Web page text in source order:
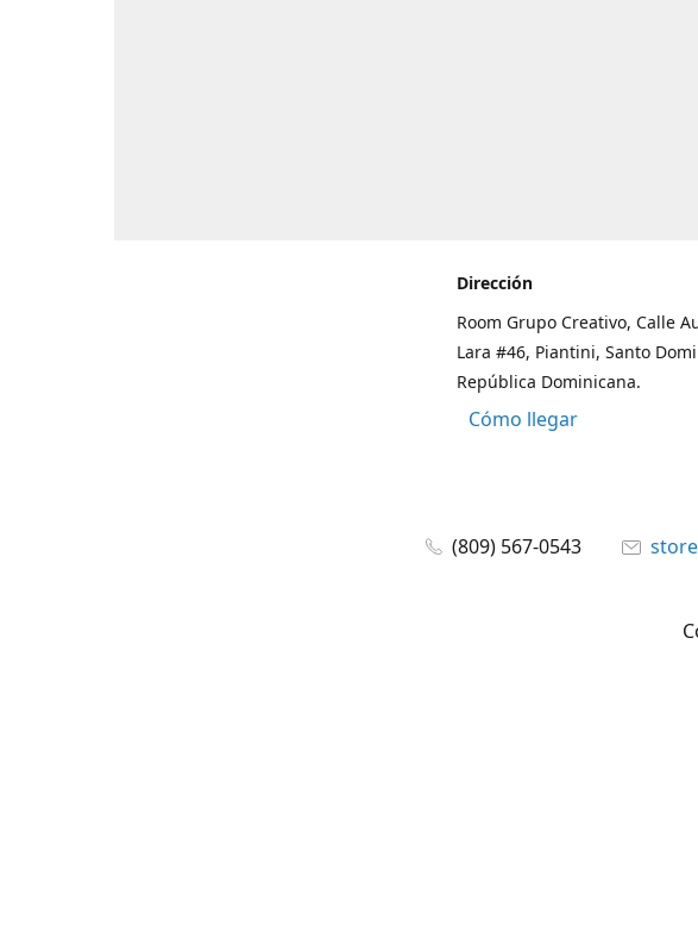
Dirección
Room Grupo Creativo, Calle
Lara #46, Piantini, Santo
República Dominicana.
Cómo llegar
(809) 567-0543